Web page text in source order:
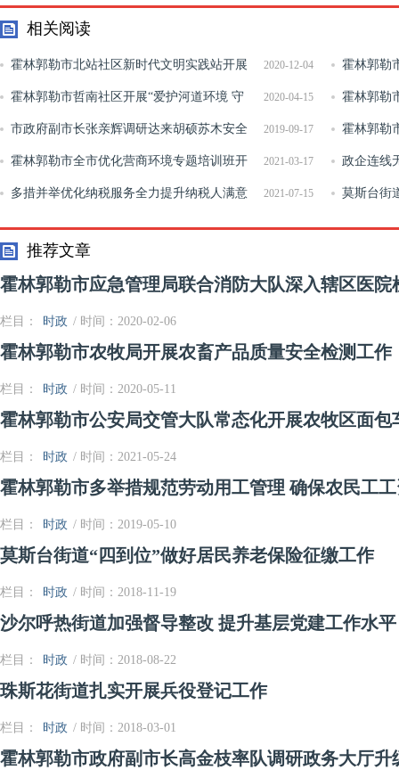
相关阅读
2020-12-04
霍林郭勒市北站社区新时代文明实践站开展
居民医疗保险缴费办理工作
霍林郭勒
宣传活动
2020-04-15
霍林郭勒市哲南社区开展“爱护河道环境 守
护美丽家园”宣传活动
霍林郭勒
病植物检疫
2019-09-17
市政府副市长张亲辉调研达来胡硕苏木安全
生产工作
霍林郭勒
保补贴发放
2021-03-17
霍林郭勒市全市优化营商环境专题培训班开
班
政企连线
2021-07-15
多措并举优化纳税服务全力提升纳税人满意
度
莫斯台街
日”主题宣
推荐文章
霍林郭勒市应急管理局联合消防大队深入辖区医
栏目： 时政 / 时间：2020-02-06
霍林郭勒市农牧局开展农畜产品质量安全检测工作
栏目： 时政 / 时间：2020-05-11
霍林郭勒市公安局交管大队常态化开展农牧区面包
栏目： 时政 / 时间：2021-05-24
霍林郭勒市多举措规范劳动用工管理 确保农民工
栏目： 时政 / 时间：2019-05-10
莫斯台街道“四到位”做好居民养老保险征缴工作
栏目： 时政 / 时间：2018-11-19
沙尔呼热街道加强督导整改 提升基层党建工作水平
栏目： 时政 / 时间：2018-08-22
珠斯花街道扎实开展兵役登记工作
栏目： 时政 / 时间：2018-03-01
霍林郭勒市政府副市长高金枝率队调研政务大厅升